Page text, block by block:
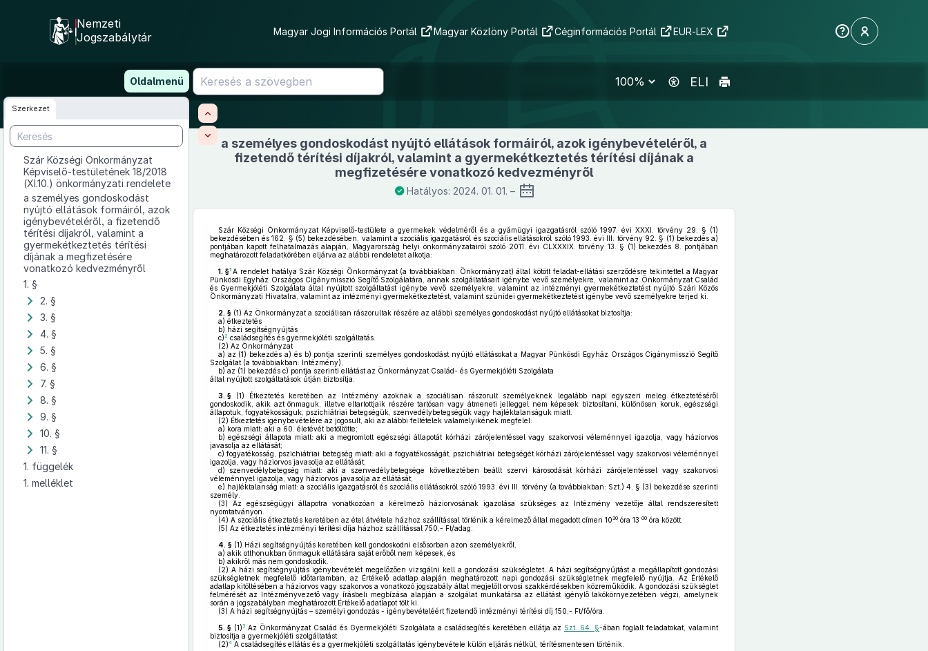
tartalomra
Nemzeti
Jogszabálytár
Magyar Jogi Információs Portál Magyar Közlöny Portál Céginformációs Portál EUR-LEX
Oldalmenü ELI
Szerkezet
Szár Községi Önkormányzat
Képviselő-testületének 18/2018
(XI.10.) önkormányzati rendelete
a személyes gondoskodást
nyújtó ellátások formáiról, azok
igénybevételéről, a fizetendő
térítési díjakról, valamint a
gyermekétkeztetés térítési
díjának a megfizetésére
vonatkozó kedvezményről
1. §
2. §
3. §
4. §
5. §
6. §
7. §
8. §
9. §
10. §
11. §
1. függelék
1. melléklet
a személyes gondoskodást nyújtó ellátások formáiról, azok igénybevételéről, a
fizetendő térítési díjakról, valamint a gyermekétkeztetés térítési díjának a
megfizetésére vonatkozó kedvezményről
Hatályos: 2024. 01. 01. –
Szár Községi Önkormányzat Képviselő-testülete a gyermekek védelméről és a gyámügyi igazgatásról szóló 1997. évi XXXI. törvény 29. § (1)
bekezdésében és 162. § (5) bekezdésében, valamint a szociális igazgatásról és szociális ellátásokról szóló 1993. évi III. törvény 92. § (1) bekezdés a)
pontjában kapott felhatalmazás alapján, Magyarország helyi önkormányzatairól szóló 2011. évi CLXXXIX. törvény 13. § (1) bekezdés 8. pontjában
meghatározott feladatkörében eljárva az alábbi rendeletet alkotja:
1. §1 A rendelet hatálya Szár Községi Önkormányzat (a továbbiakban: Önkormányzat) által kötött feladat-ellátási szerződésre tekintettel a Magyar
Pünkösdi Egyház Országos Cigánymisszió Segítő Szolgálatára, annak szolgáltatásait igénybe vevő személyekre, valamint az Önkormányzat Család
és Gyermekjóléti Szolgálata által nyújtott szolgáltatást igénybe vevő személyekre, valamint az intézményi gyermekétkeztetést nyújtó Szári Közös
Önkormányzati Hivatalra, valamint az intézményi gyermekétkeztetést, valamint szünidei gyermekétkeztetést igénybe vevő személyekre terjed ki.
2. §(1) Az Önkormányzat a szociálisan rászorultak részére az alábbi személyes gondoskodást nyújtó ellátásokat biztosítja:
a) étkeztetés
b) házi segítségnyújtás
c)2 családsegítés és gyermekjóléti szolgáltatás.
(2) Az Önkormányzat
a) az (1) bekezdés a) és b) pontja szerinti személyes gondoskodást nyújtó ellátásokat a Magyar Pünkösdi Egyház Országos Cigánymisszió Segítő
Szolgálat (a továbbiakban: Intézmény),
b) az (1) bekezdés c) pontja szerinti ellátást az Önkormányzat Család- és Gyermekjóléti Szolgálata
által nyújtott szolgáltatások útján biztosítja.
3. §(1) Étkeztetés keretében az Intézmény azoknak a szociálisan rászorult személyeknek legalább napi egyszeri meleg étkeztetéséről
gondoskodik, akik azt önmaguk, illetve eltartottjaik részére tartósan vagy átmeneti jelleggel nem képesek biztosítani, különösen koruk, egészségi
állapotuk, fogyatékosságuk, pszichiátriai betegségük, szenvedélybetegségük vagy hajléktalanságuk miatt.
(2) Étkeztetés igénybevételére az jogosult, aki az alábbi feltételek valamelyikének megfelel:
a) kora miatt: aki a 60. életévét betöltötte;
b) egészségi állapota miatt: aki a megromlott egészségi állapotát kórházi zárójelentéssel vagy szakorvosi véleménnyel igazolja, vagy háziorvos
javasolja az ellátását;
c) fogyatékosság, pszichiátriai betegség miatt: aki a fogyatékosságát, pszichiátriai betegségét kórházi zárójelentéssel vagy szakorvosi véleménnyel
igazolja, vagy háziorvos javasolja az ellátását;
d) szenvedélybetegség miatt: aki a szenvedélybetegsége következtében beállt szervi károsodását kórházi zárójelentéssel vagy szakorvosi
véleménnyel igazolja, vagy háziorvos javasolja az ellátását;
e) hajléktalanság miatt: a szociális igazgatásról és szociális ellátásokról szóló 1993. évi III. törvény (a továbbiakban: Szt.) 4. § (3) bekezdése szerinti
személy.
(3) Az egészségügyi állapotra vonatkozóan a kérelmező háziorvosának igazolása szükséges az Intézmény vezetője által rendszeresített
nyomtatványon.
(4) A szociális étkeztetés keretében az étel átvétele házhoz szállítással történik a kérelmező által megadott címen 1030óra 13 00óra között.
(5) Az étkeztetés intézményi térítési díja házhoz szállítással 750,- Ft/adag.
4. §(1) Házi segítségnyújtás keretében kell gondoskodni elsősorban azon személyekről,
a) akik otthonukban önmaguk ellátására saját erőből nem képesek, és
b) akikről más nem gondoskodik.
(2) A házi segítségnyújtás igénybevételét megelőzően vizsgálni kell a gondozási szükségletet. A házi segítségnyújtást a megállapított gondozási
szükségletnek megfelelő időtartamban, az Értékelő adatlap alapján meghatározott napi gondozási szükségletnek megfelelő nyújtja. Az Értékelő
adatlap kitöltésében a háziorvos vagy szakorvos a vonatkozó jogszabály által megjelölt orvosi szakkérdésekben közreműködik. A gondozási szükséglet
felmérését az Intézményvezető vagy írásbeli megbízása alapján a szolgálat munkatársa az ellátást igénylő lakókörnyezetében végzi, amelynek
során a jogszabályban meghatározott Értékelő adatlapot tölt ki.
(3) A házi segítségnyújtás – személyi gondozás - igénybevételéért fizetendő intézményi térítési díj 150,- Ft/fő/óra.
5. §(1)3Az Önkormányzat Család és Gyermekjóléti Szolgálata a családsegítés keretében ellátja az Szt. 64. §-ában foglalt feladatokat, valamint
biztosítja a gyermekjóléti szolgáltatást.
(2)4A családsegítés ellátás és a gyermekjóléti szolgáltatás igénybevétele külön eljárás nélkül, térítésmentesen történik.